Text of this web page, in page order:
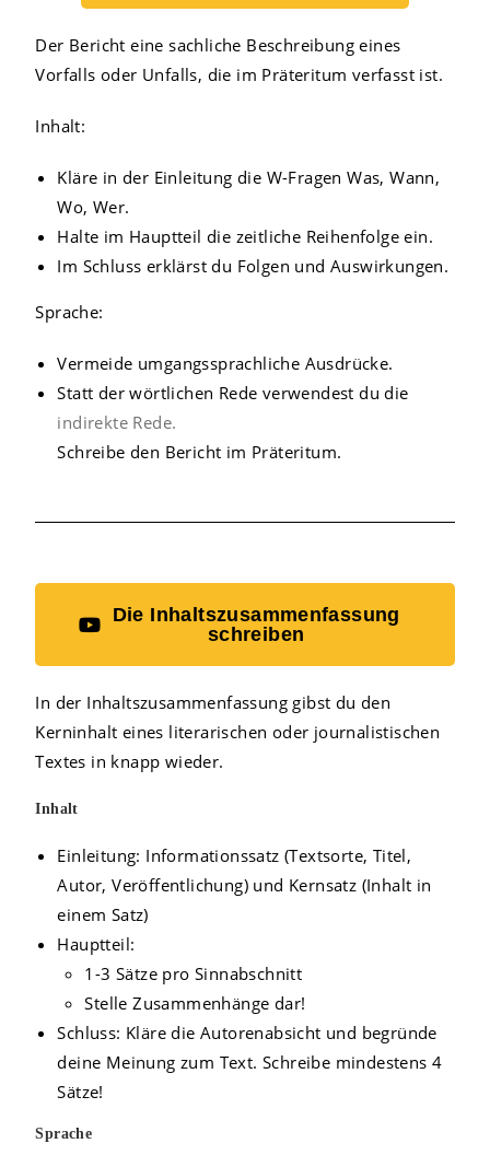
Der Bericht eine sachliche Beschreibung eines
Vorfalls oder Unfalls, die im Präteritum verfasst ist.
Inhalt:
Kläre in der Einleitung die W-Fragen Was, Wann,
Wo, Wer.
Halte im Hauptteil die zeitliche Reihenfolge ein.
Im Schluss erklärst du Folgen und Auswirkungen.
Sprache:
Vermeide umgangssprachliche Ausdrücke.
Statt der wörtlichen Rede verwendest du die
indirekte Rede.
Schreibe den Bericht im Präteritum.
Die Inhaltszusammenfassung
schreiben
In der Inhaltszusammenfassung gibst du den
Kerninhalt eines literarischen oder journalistischen
Textes in knapp wieder.
Inhalt
Einleitung: Informationssatz (Textsorte, Titel,
Autor, Veröffentlichung) und Kernsatz (Inhalt in
einem Satz)
Hauptteil:
1-3 Sätze pro Sinnabschnitt
Stelle Zusammenhänge dar!
Schluss: Kläre die Autorenabsicht und begründe
deine Meinung zum Text. Schreibe mindestens 4
Sätze!
Sprache